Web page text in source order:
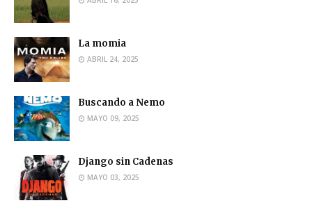
La momia
ABRIL 24, 2025
Buscando a Nemo
MAYO 09, 2025
Django sin Cadenas
MAYO 03, 2025